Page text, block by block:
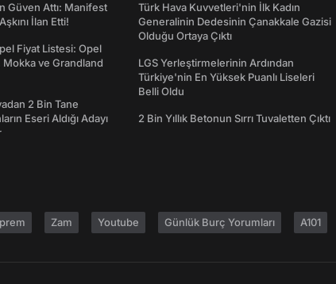
Güven Attı: Manifest
İlan Etti!
Fiyat Listesi: Opel
ve Grandland
2 Bin Tane
Eseri Aldığı Adayı
Türk Hava Kuvvetleri'nin İlk Kadın
Generalinin Dedesinin Çanakkale Gazisi
Olduğu Ortaya Çıktı
LGS Yerleştirmelerinin Ardından
Türkiye'nin En Yüksek Puanlı Liseleri
Belli Oldu
2 Bin Yıllık Betonun Sırrı Tuvaletten Çıktı
Zam Youtube Günlük Burç Yorumları A101